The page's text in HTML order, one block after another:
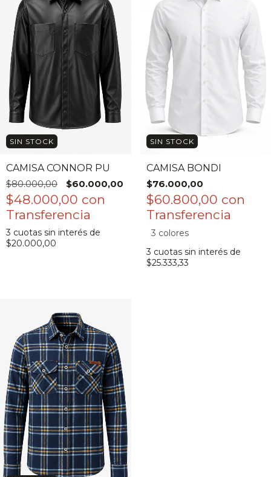
SIN STOCK
CAMISA CONNOR PU
$80.000,00
$60.000,00
$48.000,00 con
3 cuotas sin interés de
$20.000,00
SIN STOCK
CAMISA BONDI
$76.000,00
$60.800,00 con
3 colores
3 cuotas sin interés de
$25.333,33